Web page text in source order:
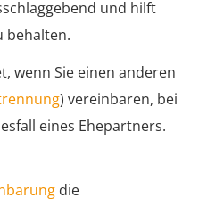
und hilft
behalten.
wenn Sie einen anderen
) vereinbaren, bei
eines Ehepartners.
die